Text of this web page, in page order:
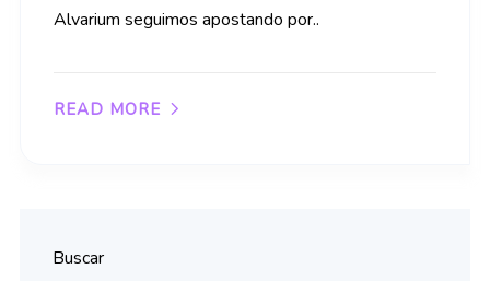
Alvarium seguimos apostando por..
READ MORE
Buscar